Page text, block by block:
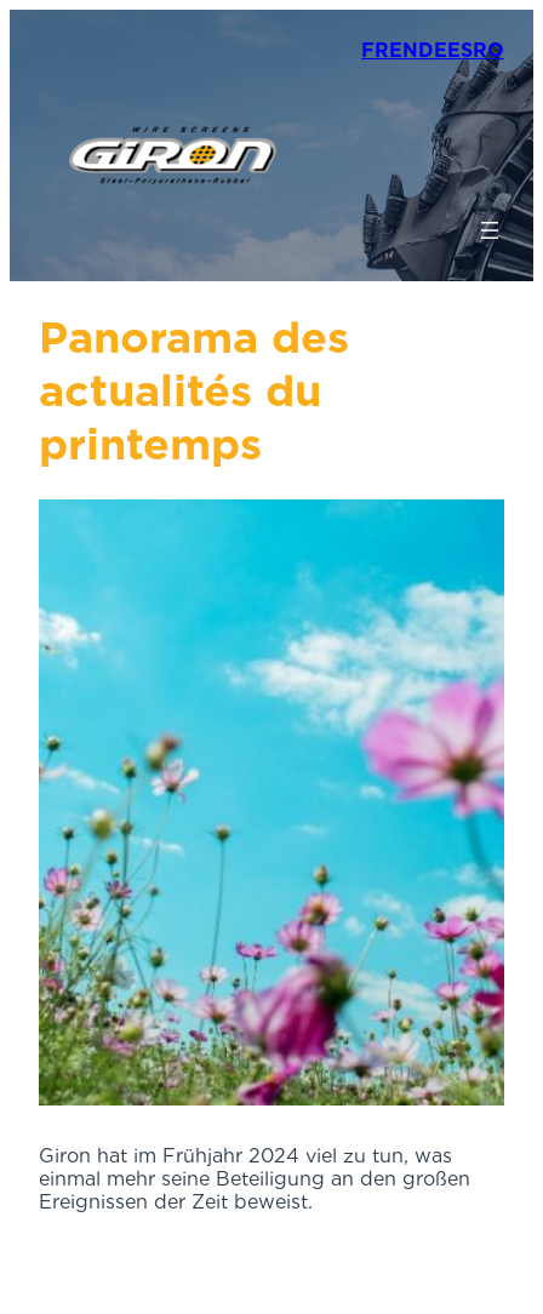
FRENDEESRO
Panorama des
actualités du
printemps
Giron hat im Frühjahr 2024 viel zu tun, was
einmal mehr seine Beteiligung an den großen
Ereignissen der Zeit beweist.